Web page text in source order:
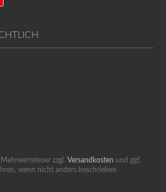
zzgl. Versandkosten und ggf.
wenn nicht anders beschrieben